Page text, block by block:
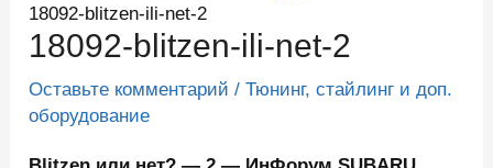
18092-blitzen-ili-net-2
18092-blitzen-ili-net-2
Оставьте комментарий /Тюнинг, стайлинг и доп.
оборудование